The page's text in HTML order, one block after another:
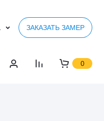
ЗАКАЗАТЬ ЗАМЕР
0